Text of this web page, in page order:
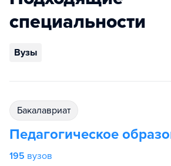
специальности
Вузы
бакалавриат
Педагогическое
195 вузов